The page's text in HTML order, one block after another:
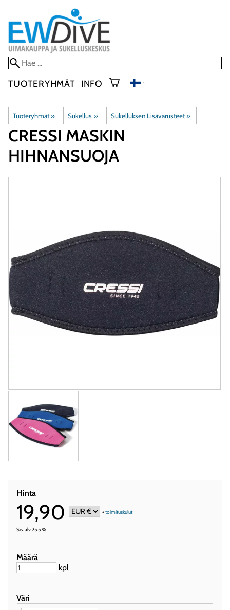
TUOTERYHMÄT INFO
Tuoteryhmät‪» Sukellus ‪» Sukelluksen Lisävarusteet ‪»
CRESSI MASKIN
HIHNANSUOJA
Hinta
19,90 +toimituskulut
Sis. alv 25.5 %
Määrä
kpl
Väri